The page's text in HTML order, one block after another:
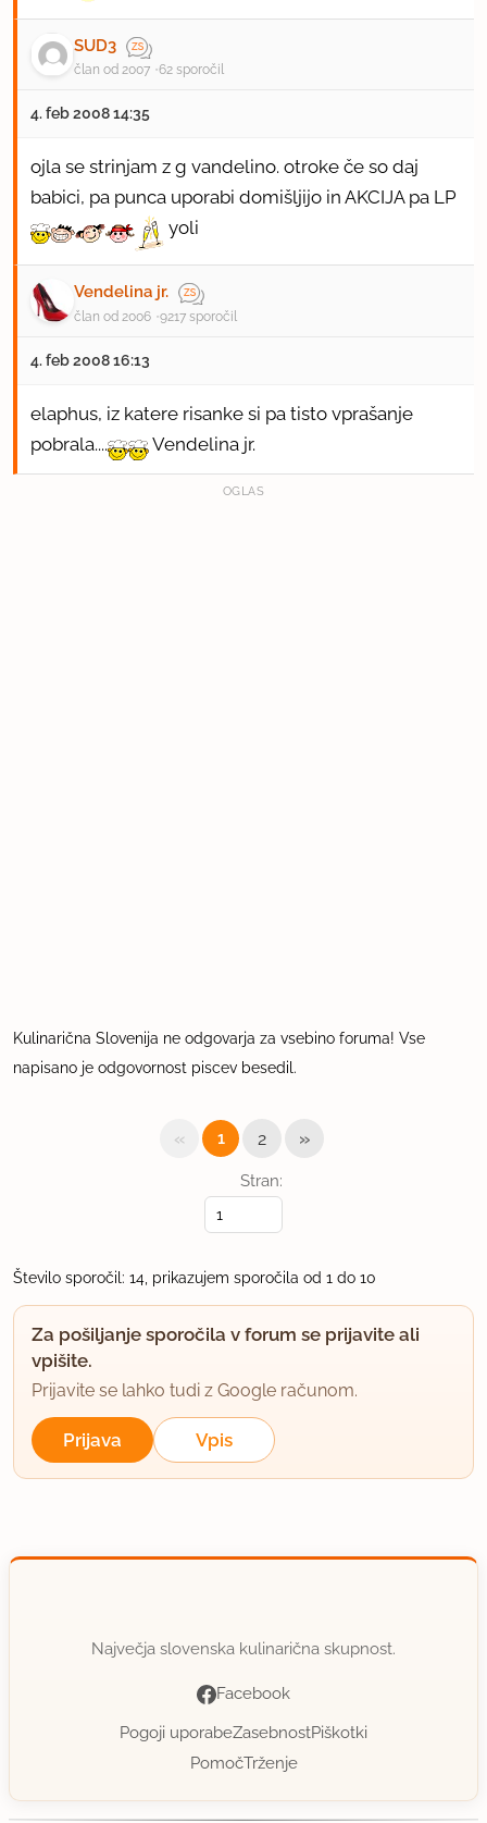
SUD3
član od 2007 62 sporočil
4. feb 2008 14:35
ojla se strinjam z g vandelino. otroke če so daj
babici, pa punca uporabi domišljijo in AKCIJA pa LP
yoli
Vendelina jr.
član od 2006 9217 sporočil
4. feb 2008 16:13
elaphus, iz katere risanke si pa tisto vprašanje
pobrala....
Vendelina jr.
OGLAS
Kulinarična Slovenija ne odgovarja za vsebino foruma! Vse
napisano je odgovornost piscev besedil.
Stran:
« 1 2 »
Število sporočil: 14, prikazujem sporočila od 1 do 10
Za pošiljanje sporočila v forum se prijavite ali
vpišite.
Prijavite se lahko tudi z Google računom.
Prijava Vpis
Največja slovenska kulinarična skupnost.
Facebook
Pogoji uporabeZasebnostPiškotki
PomočTrženje